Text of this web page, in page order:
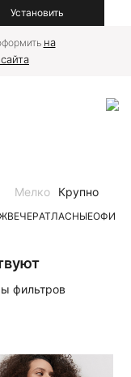
Установить
на
ВЕЧЕРАТЛАСНЫЕОФИС
Мелко Крупно
фильтров